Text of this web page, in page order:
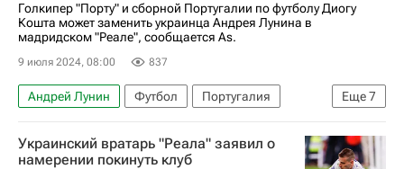
Голкипер "Порту" и сборной Португалии по футболу Диогу
Кошта может заменить украинца Андрея Лунина в
мадридском "Реале", сообщается As.
9 июля 2024, 08:00 837
Еще7
Андрей Лунин Футбол
Португалия
Спорт
Украина Испания
Диогу Кошта
Порту
Евро-2024 Жорже Мендеш
Украинский вратарь "Реала" заявил о
намерении покинуть клуб